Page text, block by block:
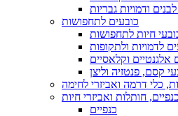
ודמויות גבריות
כובעים לתחפושות
חיות לתחפושות
לדמויות ולתקופות
אלגנטיים וקלאסיים
קסם, פנטזיה וליצן
כלי דרמה ואביזרי לחימה
כנפיים, חותלות ואביזרי חיות
כנפיים